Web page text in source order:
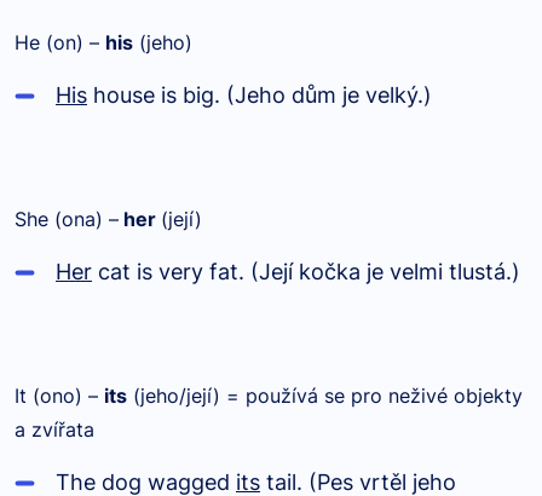
He (on) – his (jeho)
His house is big. (Jeho dům je velký.)
She (ona) – her (její)
Her cat is very fat. (Její kočka je velmi tlustá.)
It (ono) – its (jeho/její) = používá se pro neživé objekty
a zvířata
The dog wagged its tail. (Pes vrtěl jeho